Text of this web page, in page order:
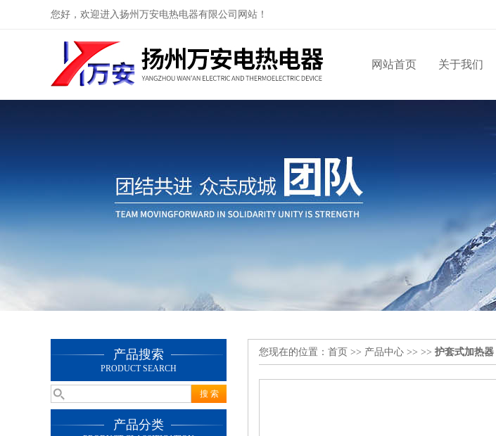
您好，欢迎进入扬州万安电热电器有限公司网站！
网站首页 关于我们
产品搜索
PRODUCT SEARCH
产品分类
您现在的位置： 首页 >> 产品中心 >> >> 护套式加热器